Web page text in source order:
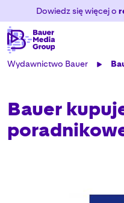
Dowiedz się więcej o
Wydawnictwo Bauer
Bauer